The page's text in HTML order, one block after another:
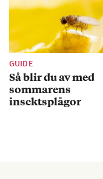
GUIDE
Så blir du av med
sommarens
insektsplågor